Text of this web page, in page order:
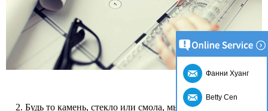
2. Будь то камень, стекло или смола, мы сделаем все
Фанни Хуанг
Betty Cen